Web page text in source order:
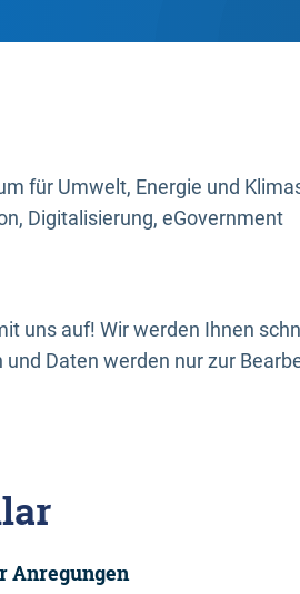
für Umwelt, Energie und
Digitalisierung, eGovernment
uns auf! Wir werden Ihnen
Daten werden nur zur
Anregungen